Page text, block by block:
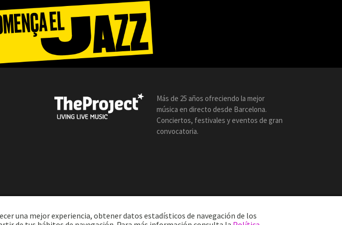
Más de 25 años ofreciendo la mejor
música en directo desde Barcelona.
Conciertos, festivales y eventos de gran
convocatoria.
una mejor experiencia, obtener datos estadísticos de navegación de los